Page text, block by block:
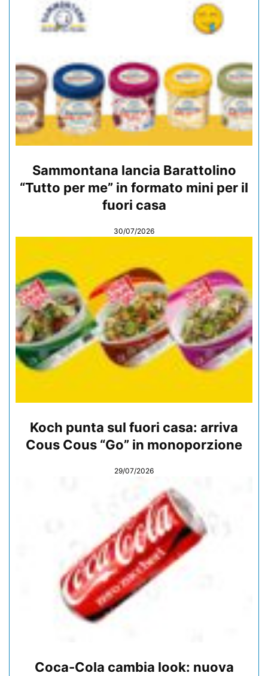
Sammontana lancia Barattolino
“Tutto per me” in formato mini per il
fuori casa
30/07/2026
Koch punta sul fuori casa: arriva
Cous Cous “Go” in monoporzione
29/07/2026
Coca-Cola cambia look: nuova